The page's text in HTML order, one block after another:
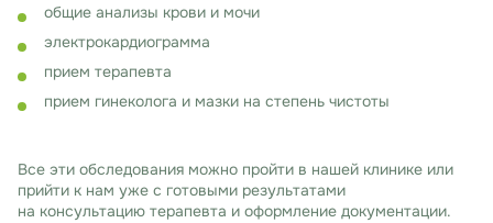
общие анализы крови и мочи
электрокардиограмма
прием терапевта
прием гинеколога и мазки на степень чистоты
Все эти обследования можно пройти в нашей клинике или
прийти к нам уже с готовыми результатами
на консультацию терапевта и оформление документации.